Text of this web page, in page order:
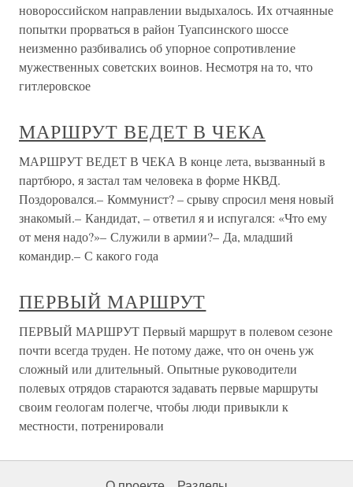
новороссийском направлении выдыхалось. Их отчаянные
попытки прорваться в район Туапсинского шоссе
неизменно разбивались об упорное сопротивление
мужественных советских воинов. Несмотря на то, что
гитлеровское
МАРШРУТ ВЕДЕТ В ЧЕКА
МАРШРУТ ВЕДЕТ В ЧЕКА В конце лета, вызванный в
партбюро, я застал там человека в форме НКВД.
Поздоровался.– Коммунист? – срыву спросил меня новый
знакомый.– Кандидат, – ответил я и испугался: «Что ему
от меня надо?»– Служили в армии?– Да, младший
командир.– С какого года
ПЕРВЫЙ МАРШРУТ
ПЕРВЫЙ МАРШРУТ Первый маршрут в полевом сезоне
почти всегда труден. Не потому даже, что он очень уж
сложный или длительный. Опытные руководители
полевых отрядов стараются задавать первые маршруты
своим геологам полегче, чтобы люди привыкли к
местности, потренировали